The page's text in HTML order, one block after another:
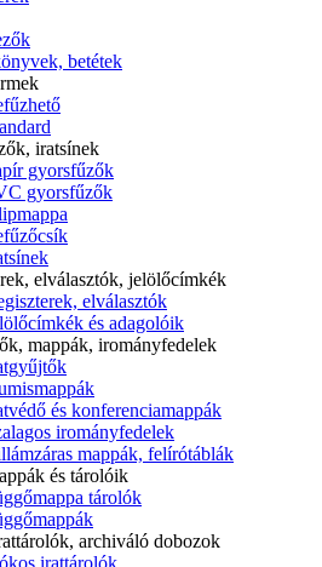
betétek
iratsínek
gyorsfűzők
gyorsfűzők
elválasztók, jelölőcímkék
elválasztók
és adagolóik
mappák, irományfedelek
és konferenciamappák
irományfedelek
mappák, felírótáblák
és tárolóik
tárolók
archiváló dobozok
irattárolók